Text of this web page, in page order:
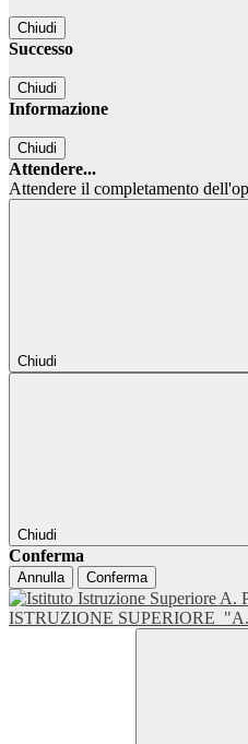
Chiudi
Successo
Chiudi
Informazione
Chiudi
Attendere...
Attendere il completamento
Chiudi
Chiudi
Conferma
Annulla Conferma
ISTRUZIONE SUPERIORE